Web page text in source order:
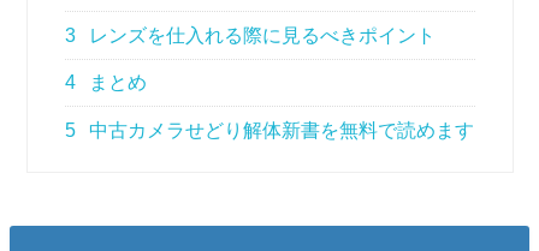
3 レンズを仕入れる際に見るべきポイント
4 まとめ
5 中古カメラせどり解体新書を無料で読めます